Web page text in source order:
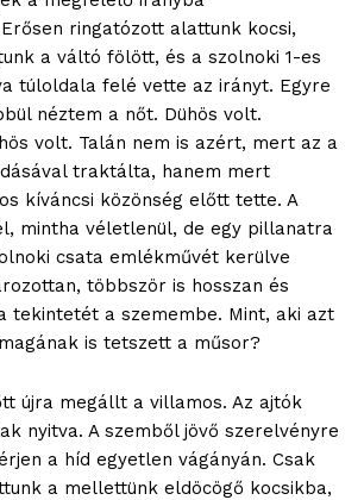
ringatózott alattunk kocsi,
a váltó fölött, és a szolnoki 1-es
túloldala felé vette az irányt. Egyre
néztem a nőt. Dühös volt.
volt. Talán nem is azért, mert az a
traktálta, hanem mert
kíváncsi közönség előtt tette. A
mintha véletlenül, de egy pillanatra
csata emlékművét kerülve
többször is hosszan és
tekintetét a szemembe. Mint, aki azt
is tetszett a műsor?
újra megállt a villamos. Az ajtók
nyitva. A szemből jövő szerelvényre
a híd egyetlen vágányán. Csak
a mellettünk eldöcögő kocsikba,